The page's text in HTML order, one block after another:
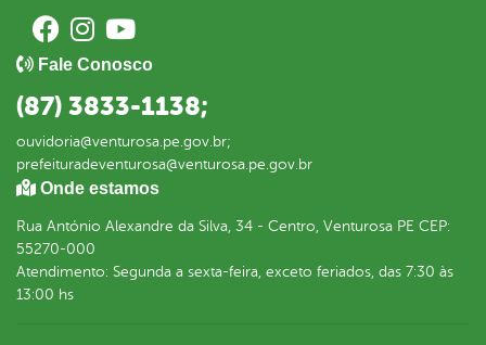
Fale Conosco
(87) 3833-1138;
ouvidoria@venturosa.pe.gov.br;
prefeituradeventurosa@venturosa.pe.gov.br
Onde estamos
Rua António Alexandre da Silva, 34 - Centro, Venturosa PE CEP:
55270-000
Atendimento: Segunda a sexta-feira, exceto feriados, das 7:30 às
13:00 hs